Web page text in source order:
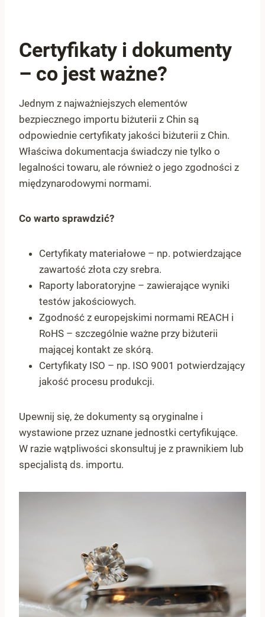
Certyfikaty i dokumenty
– co jest ważne?
Jednym z najważniejszych elementów
bezpiecznego importu biżuterii z Chin są
odpowiednie certyfikaty jakości biżuterii z Chin.
Właściwa dokumentacja świadczy nie tylko o
legalności towaru, ale również o jego zgodności z
międzynarodowymi normami.
Co warto sprawdzić?
Certyfikaty materiałowe – np. potwierdzające
zawartość złota czy srebra.
Raporty laboratoryjne – zawierające wyniki
testów jakościowych.
Zgodność z europejskimi normami REACH i
RoHS – szczególnie ważne przy biżuterii
mającej kontakt ze skórą.
Certyfikaty ISO – np. ISO 9001 potwierdzający
jakość procesu produkcji.
Upewnij się, że dokumenty są oryginalne i
wystawione przez uznane jednostki certyfikujące.
W razie wątpliwości skonsultuj je z prawnikiem lub
specjalistą ds. importu.